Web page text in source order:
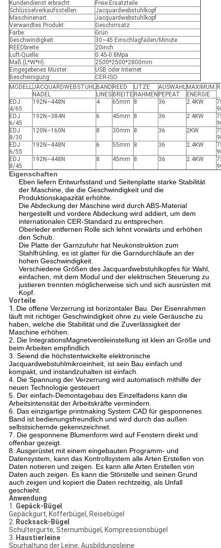
Kundendienst erbracht:
Freie Ersatzteile
Schlüsselverkaufsstellen:
Jacquardwebstuhlkopf
Maschinenart:
Jacquardwebstuhlkopf
Verwandtes Produkt:
Geschirrsatz
Farbe:
Grün
Geschwindigkeit:
30~45 Einschlagfaden/Minute
REEDbreite:
20inch
Luft-Quelle:
0.45-0.8Mpa
Maß (L*W*H):
2500*2500*2800mm
Eingegebenes Muster:
USB oder Internet
Bescheinigung:
CER-ISO
MODELLJACQUARDWEBSTUHL BAND REED LITZE AUSWAHL MAXIMUM.
NADEL
LINES BREITE RAHMEN PEPEAT
ENERGIE
EDJ
4/65
192N~448N 4 65mm 8 36 2.4KW
EDJ
6/45
192N~384N 6 45mm 8 36 2.4KW
EDJ
8/30
120N~160N 8 30mm 8 36 2KW
EDJ
6/55
192N~448N 6 55mm 8 36 2.4KW
EDJ
8/45
192N~448N 8 45mm 8 36 2.4KW
Eigenschaften
Eben liefern Entwurfsstand und Seitenplatte starke Stabilität
der Maschine, die die Geschwindigkeit und die
Produktionskapazität erhöhte.
Die Abdeckung der Maschine wird durch ABS-Material
hergestellt und vordere Abdeckung wird addiert, um dem
internationalen CER-Standard zu entsprechen.
Oberleder entfernen Rolle sich lehnt vorwärts und erhöhen
den Schub.
Die Platte der Garnzufuhr hat Neukonstruktion zum
Stahlfrühling, es ist glatter für die Garndurchläufe an der
hohen Geschwindigkeit.
Verschiedene Größen des Jacquardwebstuhlkopfes für Wahl,
einfachen, mit dem Modul und der elektrischen Steuerung zu
justieren trennten möglicherweise sich und sich ausrüsten mit
Kopf.
Vorteile
1. Die offene Verzerrung ist horizontaler Bau. Der Eisenrahmen
läuft mit richtiger Geschwindigkeit ohne zu viele Geräusche zu
haben, welche die Stabilität und die Zuverlässigkeit der
Maschine erhöhen.
2. Die IntegrationsMagnetventileinstellung ist klein an Größe und
beim Arbeiten empfindlich.
3. Seiend die höchstentwickelte elektronische
Jacquardwebstuhlmikroeinheit, ist sein Bau einfach und
kompakt, und instandzuhalten ist einfach.
4. Die Spannung der Verzerrung wird automatisch mithilfe der
neuen Technologie gesteuert
5. Der einfach-Demontagebau des Einzelfadens kann die
Arbeitsintensität der Arbeitskräfte vermindern.
6. Das einzigartige printmaking System CAD für gesponnenes
Band ist bedienungsfreundlich und wird durch das außen
selbstsichernde gekennzeichnet.
7. Die gesponnene Blumenform wird auf Fenstern direkt und
offenbar gezeigt.
8. Ausgerüstet mit einem eingebauten Programm- und
Datensystem, kann das Kontrollsystem alle Arten Erstellen von
Daten notieren und zeigen. Es kann alle Arten Erstellen von
Daten auch zeigen. Es kann die Störstelle und seinen Grund
auch zeigen und kopiert die Daten rechtzeitig, als Unfall
geschieht.
Anwendung
1. Gepäck-Bügel
Gepäckgurt, Kofferbügel, Reisebügel
2. Rucksack-Bügel
Schultergurte, Sternumbügel, Kompressionsbügel
3. Haustierleine
Spurhaltung der Leine, Ausbildungsleine